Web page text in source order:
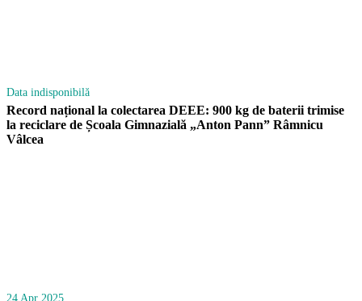
Data indisponibilă
Record național la colectarea DEEE: 900 kg de baterii trimise
la reciclare de Școala Gimnazială „Anton Pann” Râmnicu
Vâlcea
24 Apr 2025